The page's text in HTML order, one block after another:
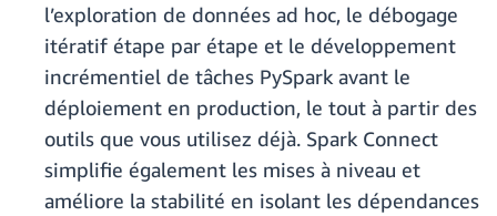
l’exploration de données ad hoc, le débogage
itératif étape par étape et le développement
incrémentiel de tâches PySpark avant le
déploiement en production, le tout à partir des
outils que vous utilisez déjà. Spark Connect
simplifie également les mises à niveau et
améliore la stabilité en isolant les dépendances